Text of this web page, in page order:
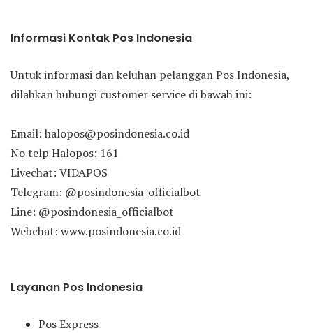
Informasi Kontak Pos Indonesia
Untuk informasi dan keluhan pelanggan Pos Indonesia,
dilahkan hubungi customer service di bawah ini:
Email: halopos@posindonesia.co.id
No telp Halopos: 161
Livechat: VIDAPOS
Telegram: @posindonesia_officialbot
Line: @posindonesia_officialbot
Webchat: www.posindonesia.co.id
Layanan Pos Indonesia
Pos Express